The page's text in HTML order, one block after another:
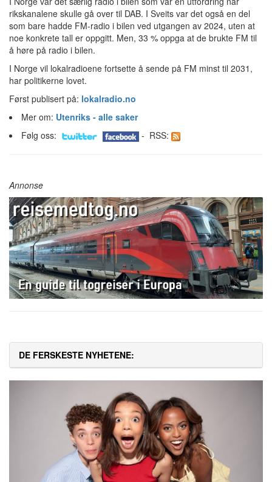
rikskanalene skulle gå over til DAB. I Sveits var det også en del
som bare hadde FM-radio i bilen ved utgangen av 2024, uten at
noe konkrete tall er oppgitt. Men, 33 % oppga at de brukte FM til
å høre på radio i bilen.
I Norge vil lokalradioene fortsette å sende på FM minst til 2031,
har politikerne lovet.
Først publisert på: lokalradio.no
Mer om: Utenriks - alle saker
Følg oss:
- RSS:
Annonse
DE FERSKESTE NYHETENE: